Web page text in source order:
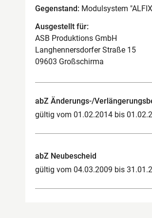
Gegenstand: Modulsystem
Ausgestellt für:
ASB Produktions GmbH
Langhennersdorfer Straße 15
09603 Großschirma
abZ Änderungs-/
gültig vom 01.02.2014 bis
abZ Neubescheid
gültig vom 04.03.2009 bis